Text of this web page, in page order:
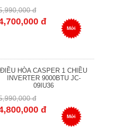
đ
đ
Mới
ĐIỀU HÒA CASPER 1 CHIỀU
INVERTER 9000BTU JC-
09IU36
đ
đ
Mới